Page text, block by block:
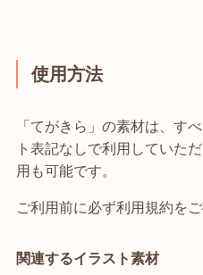
使用方法
「てがきら」の素材は、す
ト表記なしで利用していた
用も可能です。
ご利用前に必ず利用規約をご
関連するイラスト素材